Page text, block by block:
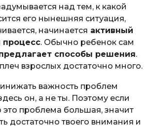
над тем, к какой
его нынешняя ситуация,
начинается активный
. Обычно ребенок сам
способы решения.
взрослых достаточно много.
важность проблем
он, а не ты. Поэтому если
это проблема большая, значит
достаточно твоего внимания и